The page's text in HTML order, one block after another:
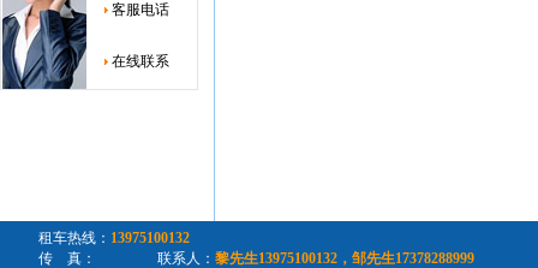
客服电话
在线联系
租车热线： 13975100132
传 真： 联系人： 黎先生13975100132，邹先生17378288999